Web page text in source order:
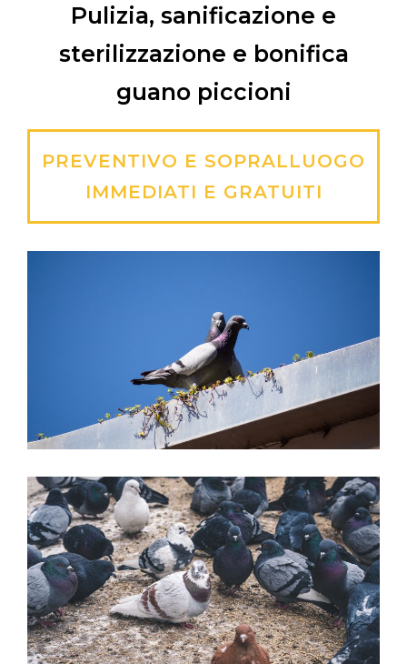
Pulizia, sanificazione e
sterilizzazione e bonifica
guano piccioni
PREVENTIVO E SOPRALLUOGO
IMMEDIATI E GRATUITI